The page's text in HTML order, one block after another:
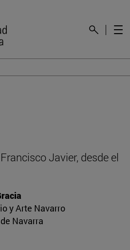
Javier, desde el
y Arte Navarro
Navarra